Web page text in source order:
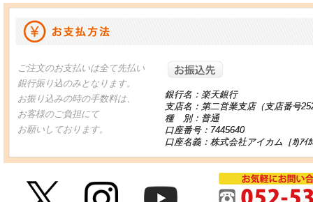
ご注文のお支払いは全て先払い
銀行振り込のみとなります。
お振り込みの時の手数料は、
お客様のご負担にて
お願いしております。
銀行名：楽天銀行
支店名：第二営業支店（支店番号
種 別：普通
口座番号：7445640
口座名義：株式会社アイカム［ｶ)ｱｲｶ